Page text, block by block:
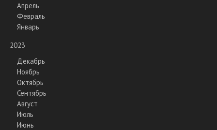
Апрель
Февраль
Январь
2023
Декабрь
Ноябрь
Октябрь
Сентябрь
Август
Июль
Июнь